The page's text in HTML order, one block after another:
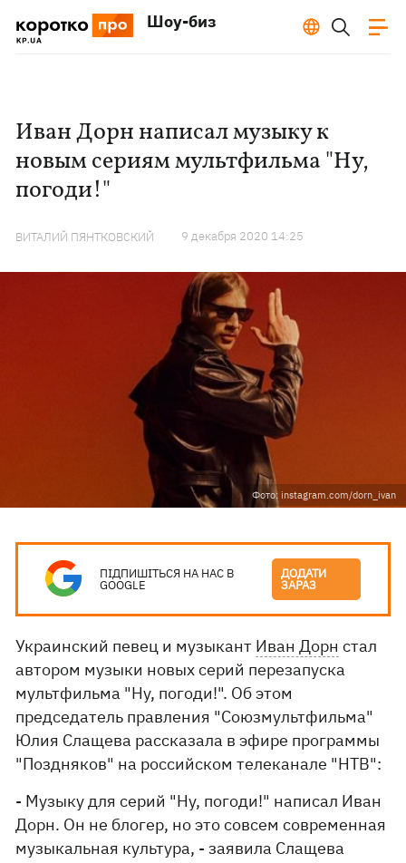
Шоу-биз
Иван Дорн написал музыку к
новым сериям мультфильма "Ну,
погоди!"
ВИТАЛИЙ ПЯНТКОВСКИЙ 9 декабря 2020 14:25
Фото: instagram.com/dorn_ivan
ПІДПИШІТЬСЯ НА НАС В
GOOGLE
ДОДАТИ
ЗАРАЗ
Украинский певец и музыкант Иван Дорн стал
автором музыки новых серий перезапуска
мультфильма "Ну, погоди!". Об этом
председатель правления "Союзмультфильма"
Юлия Слащева рассказала в эфире программы
"Поздняков" на российском телеканале "НТВ":
- Музыку для серий "Ну, погоди!" написал Иван
Дорн. Он не блогер, но это совсем современная
музыкальная культура, - заявила Слащева